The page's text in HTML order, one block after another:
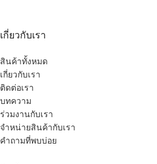
เกี่ยวกับเรา
สินค้าทั้งหมด
เกี่ยวกับเรา
ติดต่อเรา
บทความ
ร่วมงานกับเรา
จำหน่ายสินค้ากับเรา
คำถามที่พบบ่อย